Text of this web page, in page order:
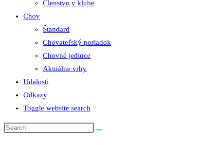
Členstvo v klube
Chov
Štandard
Chovateľský poriadok
Chovné jedince
Aktuálne vrhy
Udalosti
Odkazy
Toggle website search